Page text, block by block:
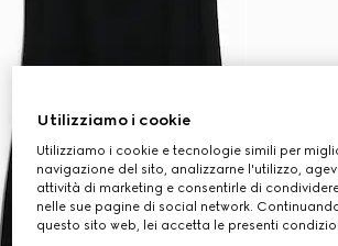
Utilizziamo i cookie
Utilizziamo i cookie e tecnologie simili per
navigazione del sito, analizzarne l'utilizzo,
attività di marketing e consentirle di
nelle sue pagine di social network.
questo sito web, lei accetta le presenti